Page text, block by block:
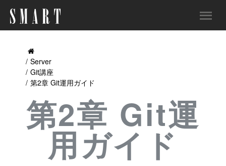
Server
Git講座
第2章 Git運用ガイド
第2章 Git運
用ガイド